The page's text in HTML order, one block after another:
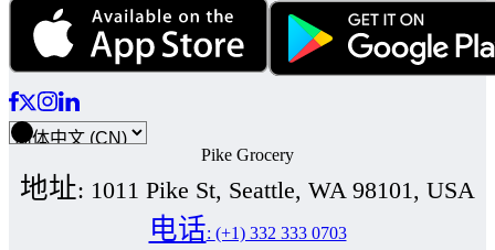
Pike Grocery
地址: 1011 Pike St, Seattle, WA 98101, USA
电话: (+1) 332 333 0703